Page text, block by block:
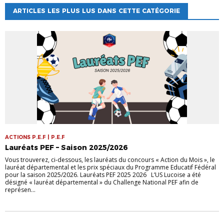
ARTICLES LES PLUS LUS DANS CETTE CATÉGORIE
ACTIONS P.E.F | P.E.F
Lauréats PEF – Saison 2025/2026
Vous trouverez, ci-dessous, les lauréats du concours « Action du Mois », le
lauréat départemental et les prix spéciaux du Programme Educatif Fédéral
pour la saison 2025/2026. Lauréats PEF 2025 2026 L’US Lucoise a été
désigné « lauréat départemental » du Challenge National PEF afin de
représen...